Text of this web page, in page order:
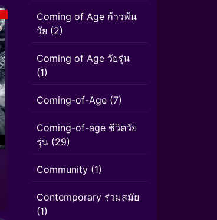
Coming of Age ก้าวพ้น
วัย (2)
Coming of Age วัยรุ่น
(1)
Coming-of-Age (7)
Coming-of-age ชีวิตวัย
รุ่น (29)
Community (1)
Contemporary ร่วมสมัย
(1)